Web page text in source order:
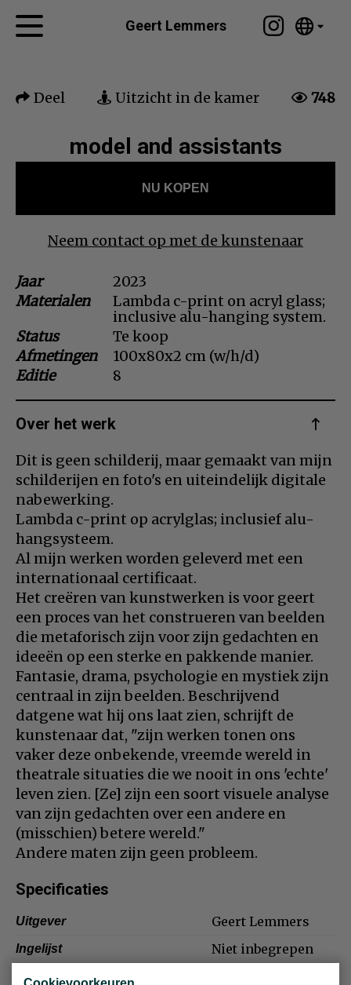
Geert Lemmers
Español
汉语/中文
日本語
Deutsch
Polski
Ελληνικά
Svenska
Kunstwerken
Nieuws
Deel Uitzicht in de kamer 748
model and assistants
NU KOPEN
Neem contact op met de kunstenaar
Jaar
2023
Materialen
Lambda c-print on acryl glass;
inclusive alu-hanging system.
Status
Te koop
Afmetingen
100x80x2 cm (w/h/d)
Editie
8
Over het werk
Dit is geen schilderij, maar gemaakt van mijn
schilderijen en foto's en uiteindelijk digitale
nabewerking.
Lambda c-print op acrylglas; inclusief alu-
hangsysteem.
Al mijn werken worden geleverd met een
internationaal certificaat.
Het creëren van kunstwerken is voor geert
een proces van het construeren van beelden
die metaforisch zijn voor zijn gedachten en
ideeën op een sterke en pakkende manier.
Fantasie, drama, psychologie en mystiek zijn
centraal in zijn beelden. Beschrijvend
datgene wat hij ons laat zien, schrijft de
kunstenaar dat, "zijn werken tonen ons
vaker deze onbekende, vreemde wereld in
theatrale situaties die we nooit in ons 'echte'
leven zien. [Ze] zijn een soort visuele analyse
van zijn gedachten over een andere en
(misschien) betere wereld."
Andere maten zijn geen probleem.
Specificaties
Uitgever Geert Lemmers
Ingelijst Niet inbegrepen
Certificaat van echtheid